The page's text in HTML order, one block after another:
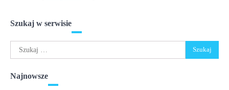
Szukaj w serwisie
Szukaj:
Najnowsze